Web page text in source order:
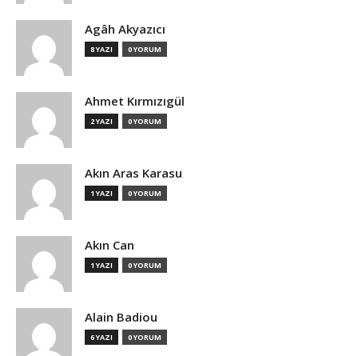
Agâh Akyazıcı
8 YAZI 0 YORUM
Ahmet Kırmızıgül
2 YAZI 0 YORUM
Akın Aras Karasu
1 YAZI 0 YORUM
Akın Can
1 YAZI 0 YORUM
Alain Badiou
6 YAZI 0 YORUM